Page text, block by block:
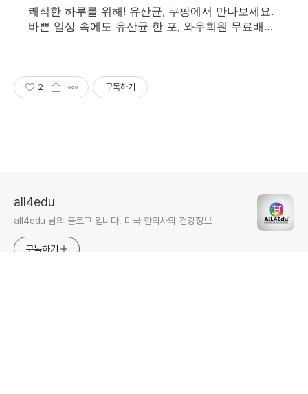
쾌적한 하루를 위해! 유산균, 쿠팡에서 만나보세요.
바쁜 일상 속에도 유산균 한 포, 와우회원 무료배송
2 구독하기
all4edu
all4edu 님의 블로그 입니다. 미국 한의사의 건강정보
구독하기